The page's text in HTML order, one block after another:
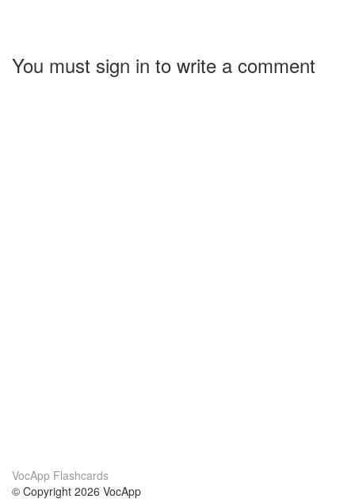
You must sign in to write a comment
VocApp Flashcards
© Copyright 2026 VocApp